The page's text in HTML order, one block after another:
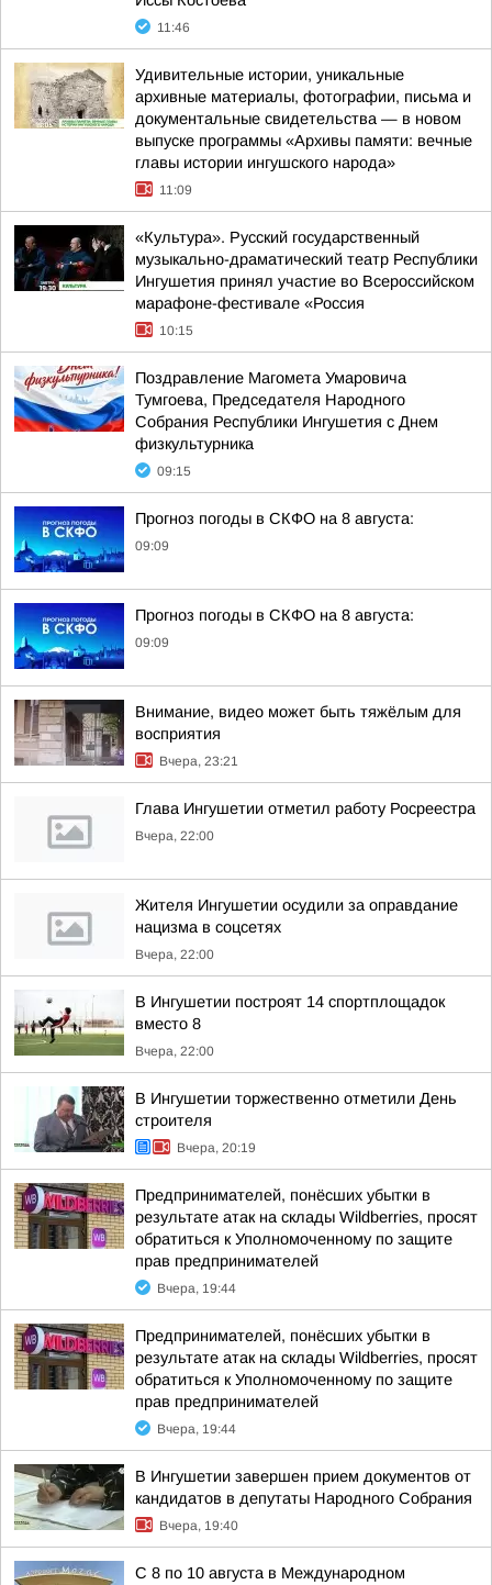
11:46
Удивительные истории, уникальные
архивные материалы, фотографии, письма и
документальные свидетельства — в новом
выпуске программы «Архивы памяти: вечные
главы истории ингушского народа»
11:09
«Культура». Русский государственный
музыкально-драматический театр Республики
Ингушетия принял участие во Всероссийском
марафоне-фестивале «Россия
10:15
Поздравление Магомета Умаровича
Тумгоева, Председателя Народного
Собрания Республики Ингушетия с Днем
физкультурника
09:15
Прогноз погоды в СКФО на 8 августа:
09:09
Прогноз погоды в СКФО на 8 августа:
09:09
Внимание, видео может быть тяжёлым для
восприятия
Вчера, 23:21
Глава Ингушетии отметил работу Росреестра
Вчера, 22:00
Жителя Ингушетии осудили за оправдание
нацизма в соцсетях
Вчера, 22:00
В Ингушетии построят 14 спортплощадок
вместо 8
Вчера, 22:00
В Ингушетии торжественно отметили День
строителя
Вчера, 20:19
Предпринимателей, понёсших убытки в
результате атак на склады Wildberries, просят
обратиться к Уполномоченному по защите
прав предпринимателей
Вчера, 19:44
Предпринимателей, понёсших убытки в
результате атак на склады Wildberries, просят
обратиться к Уполномоченному по защите
прав предпринимателей
Вчера, 19:44
В Ингушетии завершен прием документов от
кандидатов в депутаты Народного Собрания
Вчера, 19:40
С 8 по 10 августа в Международном